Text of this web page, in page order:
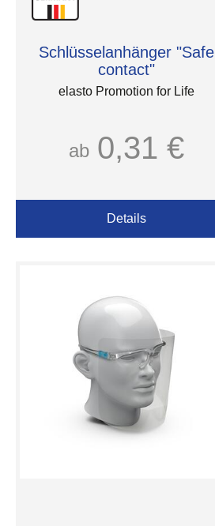
Schlüsselanhänger "Safe
contact"
elasto Promotion for Life
ab 0,31 €
Details